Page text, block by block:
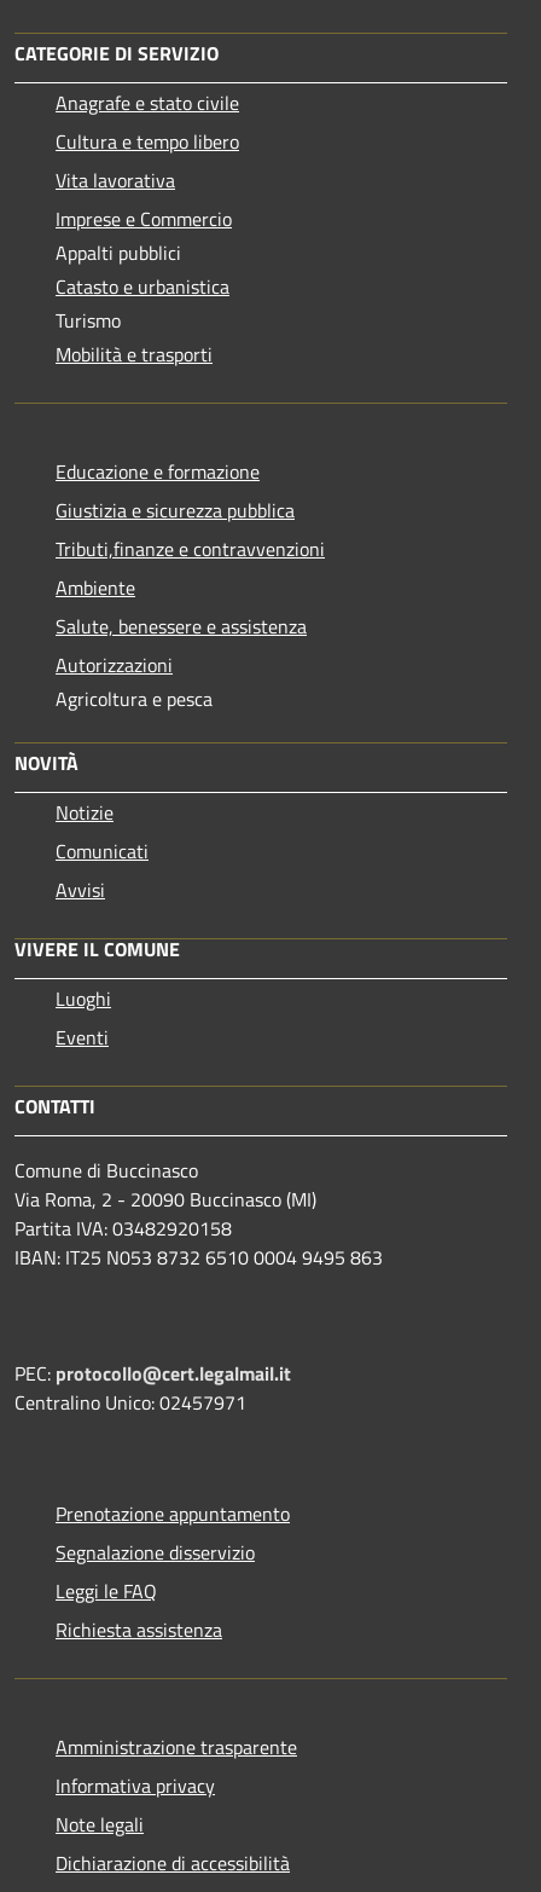
CATEGORIE DI SERVIZIO
Anagrafe e stato civile
Cultura e tempo libero
Vita lavorativa
Imprese e Commercio
Appalti pubblici
Catasto e urbanistica
Turismo
Mobilità e trasporti
Educazione e formazione
Giustizia e sicurezza pubblica
Tributi,finanze e contravvenzioni
Ambiente
Salute, benessere e assistenza
Autorizzazioni
Agricoltura e pesca
NOVITÀ
Notizie
Comunicati
Avvisi
VIVERE IL COMUNE
Luoghi
Eventi
CONTATTI
Comune di Buccinasco
Via Roma, 2 - 20090 Buccinasco (MI)
Partita IVA: 03482920158
IBAN: IT25 N053 8732 6510 0004 9495 863
PEC: protocollo@cert.legalmail.it
Centralino Unico: 02457971
Prenotazione appuntamento
Segnalazione disservizio
Leggi le FAQ
Richiesta assistenza
Amministrazione trasparente
Informativa privacy
Note legali
Dichiarazione di accessibilità